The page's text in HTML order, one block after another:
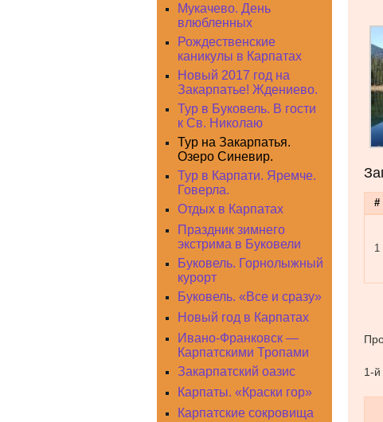
Мукачево. День
влюбленных
Рождественские
каникулы в Карпатах
Новый 2017 год на
Закарпатье! Ждениево.
Тур в Буковель. В гости
к Св. Николаю
Тур на Закарпатья.
Озеро Синевир.
Тур в Карпати. Яремче.
Говерла.
Отдых в Карпатах
Праздник зимнего
экстрима в Буковели
Буковель. Горнолыжный
курорт
Буковель. «Все и сразу»
Новый год в Карпатах
Ивано-Франковск —
Карпатскими Тропами
Закарпатский оазис
Карпаты. «Краски гор»
Карпатские сокровища
#
1
1-й